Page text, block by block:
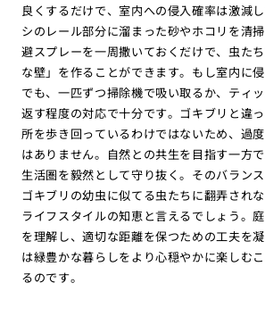
良くするだけで、室内への侵入確率は激減
シのレール部分に溜まった砂やホコリを清
避スプレーを一周撒いておくだけで、虫た
な壁」を作ることができます。もし室内に
でも、一匹ずつ掃除機で吸い取るか、ティ
返す程度の対応で十分です。ゴキブリと違
所を歩き回っているわけではないため、過
はありません。自然との共生を目指す一方
生活圏を毅然として守り抜く。そのバラン
ゴキブリの幼虫に似てる虫たちに翻弄され
ライフスタイルの知恵と言えるでしょう。
を理解し、適切な距離を保つための工夫を
は緑豊かな暮らしをより心穏やかに楽しむ
るのです。